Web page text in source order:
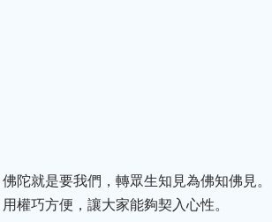
陀就是要我們，轉眾生知見為佛知佛見。
權巧方便，讓大家能夠契入心性。